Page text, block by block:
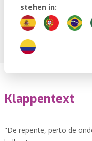
stehen in:
Klappentext
"De repente, perto de